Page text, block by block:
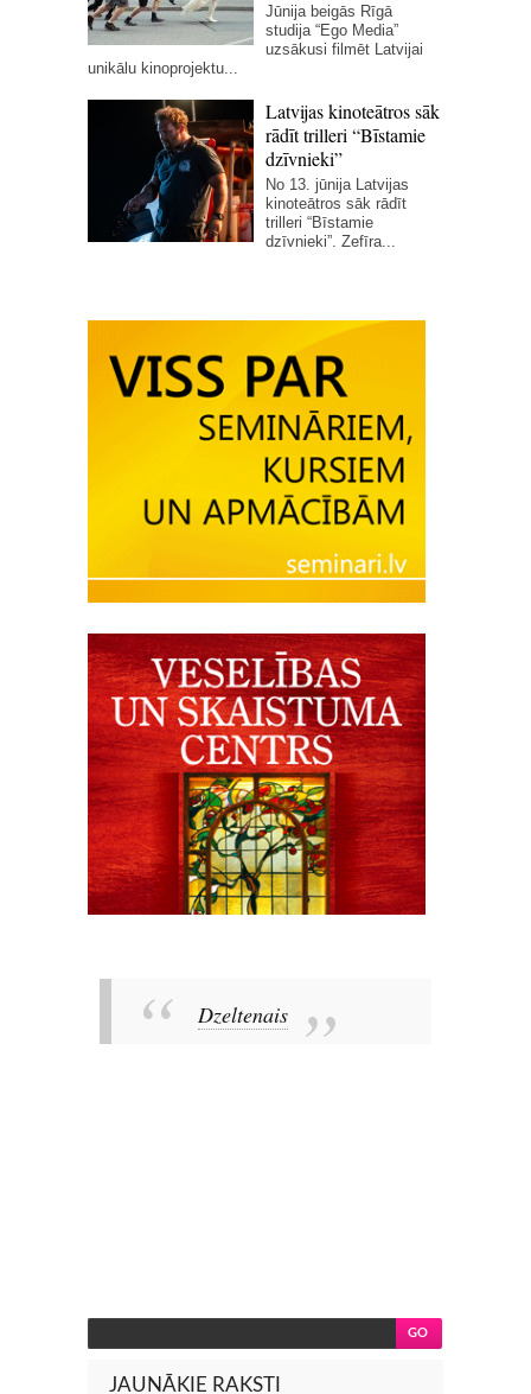
Jūnija beigās Rīgā
studija “Ego Media”
uzsākusi filmēt Latvijai
unikālu kinoprojektu...
Latvijas kinoteātros sāk
rādīt trilleri “Bīstamie
dzīvnieki”
No 13. jūnija Latvijas
kinoteātros sāk rādīt
trilleri “Bīstamie
dzīvnieki”. Zefīra...
Dzeltenais
JAUNĀKIE RAKSTI